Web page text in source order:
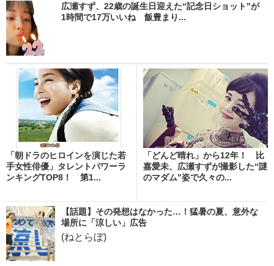
広瀬すず、22歳の誕生日迎えた“記念日ショット”が
1時間で17万いいね 飯豊まり...
「朝ドラのヒロインを演じた若
手女性俳優」タレントパワーラ
ンキングTOP8！ 第1...
「どんど晴れ」から12年！ 比
嘉愛未、広瀬すずが撮影した“謎
のマダム”姿で久々の...
【話題】その発想はなかった…！猛暑の夏、意外な
場所に「涼しい」広告
(ねとらぼ)